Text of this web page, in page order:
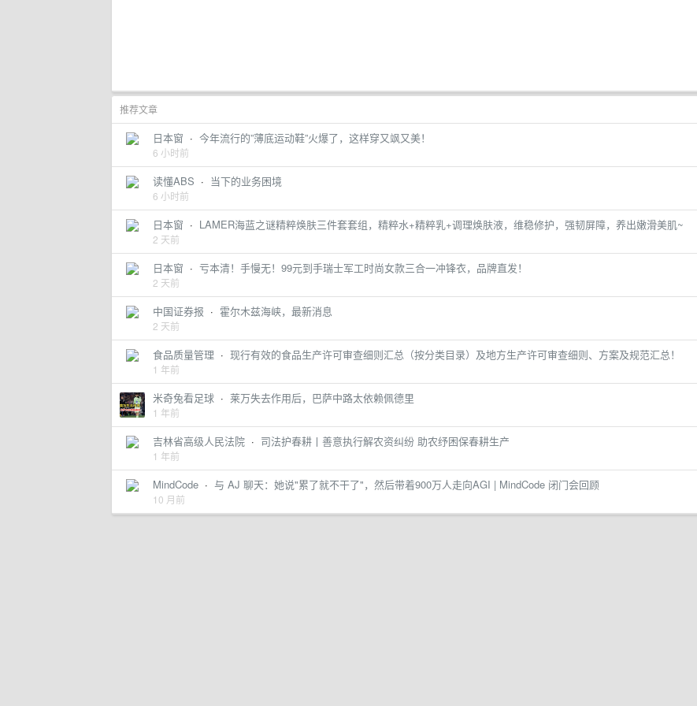
推荐文章
日本窗 · 今年流行的”薄底运动鞋”火爆了，这样穿又飒又美！
6 小时前
读懂ABS · 当下的业务困境
6 小时前
日本窗 · LAMER海蓝之谜精粹焕肤三件套套组，精粹水+精粹乳+调理焕肤液，维稳修护，强韧屏障，养出嫩滑美肌~
2 天前
日本窗 · 亏本清！手慢无！99元到手瑞士军工时尚女款三合一冲锋衣，品牌直发！
2 天前
中国证券报 · 霍尔木兹海峡，最新消息
2 天前
食品质量管理 · 现行有效的食品生产许可审查细则汇总（按分类目录）及地方生产许可审查细则、方案及规范汇总！
1 年前
米奇兔看足球 · 莱万失去作用后，巴萨中路太依赖佩德里
1 年前
吉林省高级人民法院 · 司法护春耕丨善意执行解农资纠纷 助农纾困保春耕生产
1 年前
MindCode · 与 AJ 聊天：她说"累了就不干了"，然后带着900万人走向AGI | MindCode 闭门会回顾
10 月前